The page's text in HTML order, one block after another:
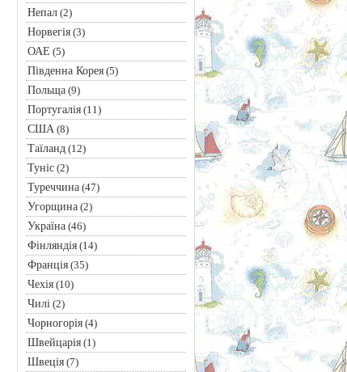
Непал(2)
Норвегія(3)
ОАЕ (5)
Південна Корея(5)
Польща(9)
Португалія(11)
США(8)
Таїланд(12)
Туніс(2)
Туреччина(47)
Угорщина(2)
Україна(46)
Фінляндія(14)
Франція(35)
Чехія(10)
Чилі(2)
Чорногорія(4)
Швейцарія(1)
Швеція(7)